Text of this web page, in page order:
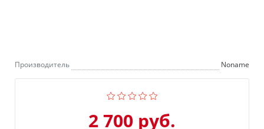
Производитель Noname
2 700 руб.